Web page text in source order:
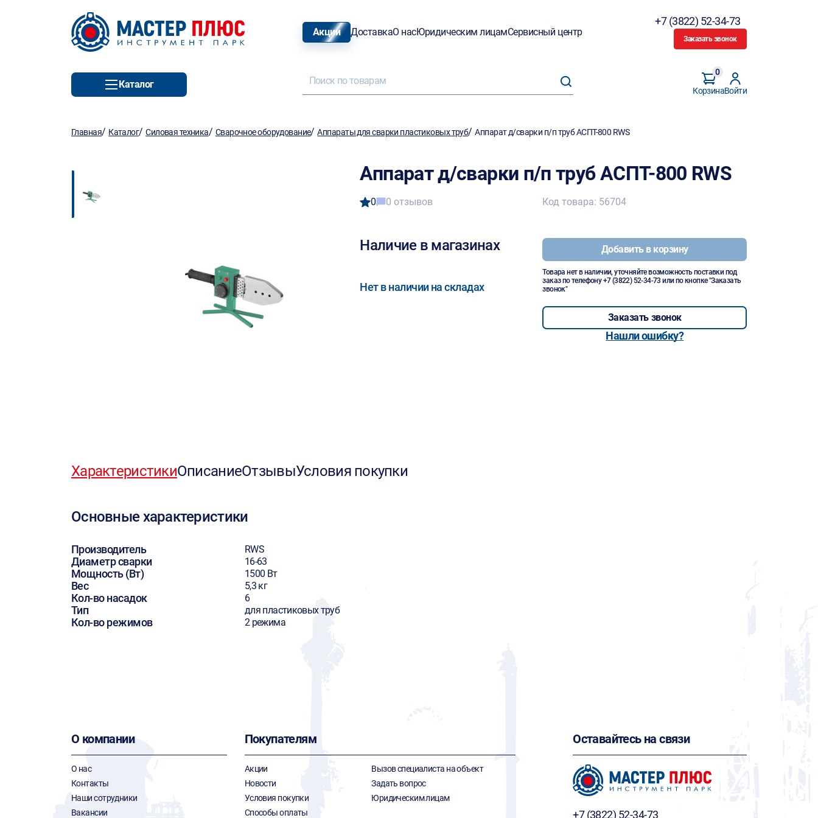
Акции ДоставкаО насЮридическим лицамСервисный центр
+7 (3822) 52-34-73
Заказать звонок
Каталог
Корзина
0
Войти
Главная/ Каталог/Силовая техника/ Сварочное оборудование/Аппараты для сварки пластиковых труб/Аппарат д/сварки п/п труб АСПТ-800 RWS
Аппарат д/сварки п/п труб АСПТ-800 RWS
0 0 отзывов
Наличие в магазинах
Нет в наличии на складах
Код товара: 56704
Добавить в корзину
Товара нет в наличии, уточняйте возможность поставки под
заказ по телефону+7 (3822) 52-34-73 или по кнопке "Заказать
звонок"
Заказать звонок
Нашли ошибку?
ХарактеристикиОписаниеОтзывыУсловия покупки
Основные характеристики
Производитель RWS
Диаметр сварки 16-63
Мощность (Вт) 1500 Вт
Вес 5,3 кг
Кол-во насадок 6
Тип для пластиковых труб
Кол-во режимов 2 режима
О компании
О нас
Контакты
Наши сотрудники
Вакансии
Покупателям
Акции
Новости
Условия покупки
Способы оплаты
Вызов специалиста на объект
Задать вопрос
Юридическим лицам
Оставайтесь на связи
+7 (3822) 52-34-73